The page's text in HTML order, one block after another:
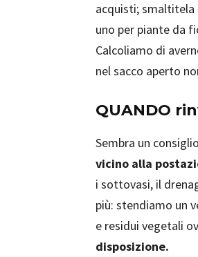
acquisti; smaltitela
uno per piante da
Calcoliamo di
nel sacco aperto
QUANDO
Sembra un
vicino alla
i sottovasi, il
più: stendiamo un
e residui vegetali
disposizione.